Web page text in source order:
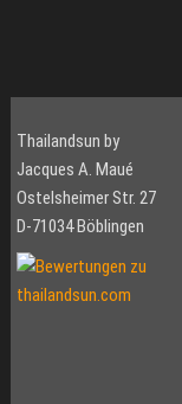
Thailandsun by
Jacques A. Maué
Ostelsheimer Str. 27
D-71034 Böblingen